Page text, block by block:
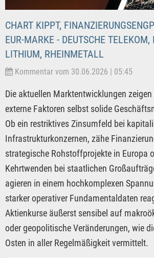
CHART KIPPT,
EUR-MARKE - DEUTSCHE TELEKOM,
LITHIUM, RHEINMETALL
Kommentar vom 30.06.2026 | 05:45
Die aktuellen Marktentwicklungen
externe Faktoren selbst solide
Ob ein restriktives Zinsumfeld bei
Infrastrukturkonzernen, zähe
strategische Rohstoffprojekte in Europa
Kehrtwenden bei staatlichen
agieren in einem hochkomplexen
starker operativer Fundamentaldaten
Aktienkurse äußerst sensibel auf
oder geopolitische Veränderungen, wie
Osten in aller Regelmäßigkeit vermittelt.